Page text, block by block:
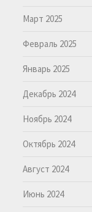
Март 2025
Февраль 2025
Январь 2025
Декабрь 2024
Ноябрь 2024
Октябрь 2024
Август 2024
Июнь 2024